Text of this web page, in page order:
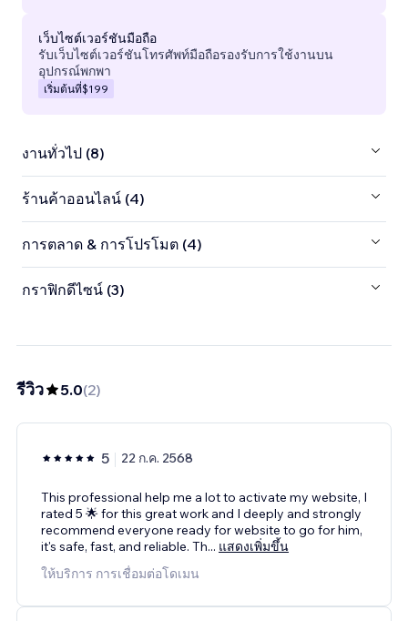
เว็บไซต์เวอร์ชันมือถือ
รับเว็บไซต์เวอร์ชันโทรศัพท์มือถือรองรับการใช้งานบน
อุปกรณ์พกพา
เริ่มต้นที่$199
งานทั่วไป (8)
ร้านค้าออนไลน์ (4)
การตลาด & การโปรโมต (4)
กราฟิกดีไซน์ (3)
รีวิว 5.0(2)
5 22 ก.ค. 2568
This professional help me a lot to activate my website, I
rated 5 🌟 for this great work and I deeply and strongly
recommend everyone ready for website to go for him,
it's safe, fast, and reliable. Th... แสดงเพิ่มขึ้น
ให้บริการ การเชื่อมต่อโดเมน